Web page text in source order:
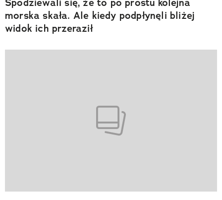
Spodziewali się, że to po prostu kolejna
morska skała. Ale kiedy podpłynęli bliżej
widok ich przeraził